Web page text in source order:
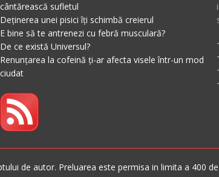
cântărească sufletul
Deținerea unei pisici îți schimbă creierul
E bine să te antrenezi cu febră musculară?
De ce există Universul?
Renunțarea la cofeină ți-ar afecta visele într-un mod
ciudat
de autor. Preluarea este permisa in limita a 400